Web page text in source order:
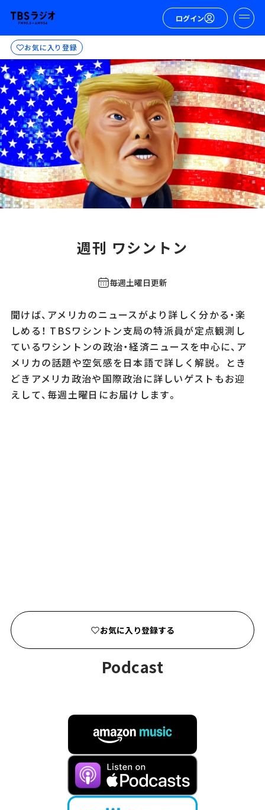
ログイン
お気に入り登録
週刊 ワシントン
毎週土曜日更新
聞けば、アメリカのニュースがより詳しく分かる・楽
しめる！ TBSワシントン支局の特派員が定点観測し
ているワシントンの政治・経済ニュースを中心に、ア
メリカの話題や空気感を日本語で詳しく解説。 とき
どきアメリカ政治や国際政治に詳しいゲストもお迎
えして、毎週土曜日にお届けします。
お気に入り登録する
Podcast
PODCAST